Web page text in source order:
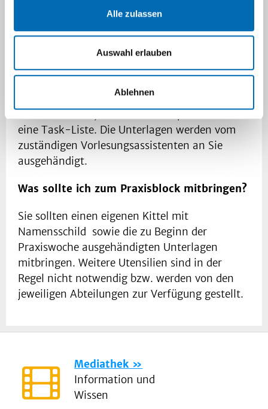
Alle zulassen
Auswahl erlauben
Ablehnen
für ästhetische Dermatologie im Gebäude
11.81., 1. Stock.
Welche Unterlagen erhalte ich ihm Rahmen
des Praxisblocks?
Sie erhalten am ersten Tag des Praxisblocks
einen Leitfaden, einen Rotationsplan sowie
eine Task-Liste. Die Unterlagen werden vom
zuständigen Vorlesungsassistenten an Sie
ausgehändigt.
Was sollte ich zum Praxisblock mitbringen?
Sie sollten einen eigenen Kittel mit
Namensschild sowie die zu Beginn der
Praxiswoche ausgehändigten Unterlagen
mitbringen. Weitere Utensilien sind in der
Regel nicht notwendig bzw. werden von den
jeweiligen Abteilungen zur Verfügung gestellt.
Mediathek
Information und
Wissen